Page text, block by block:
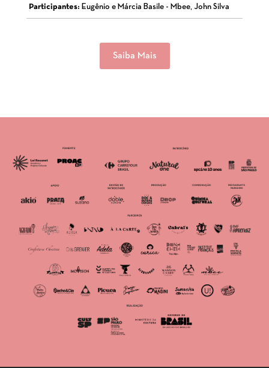
Participantes: Eugênio e Márcia Basile - Mbee, John Silva
Saiba Mais